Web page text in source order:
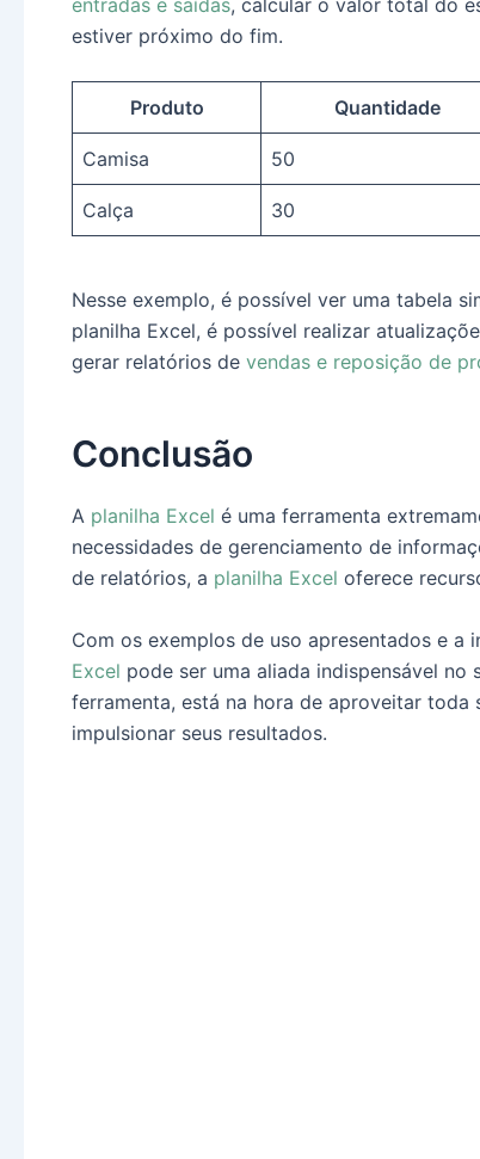
estiver próximo do fim.
Produto Quantidade
Camisa 50
Calça 30
Nesse exemplo, é possível ver uma tabela
planilha Excel, é possível realizar
gerar relatórios de vendas e reposição de
Conclusão
A planilha Excel é uma ferramenta
necessidades de gerenciamento de
de relatórios, a planilha Excel oferece
Com os exemplos de uso apresentados e
Excel pode ser uma aliada indispensável
ferramenta, está na hora de aproveitar toda
impulsionar seus resultados.